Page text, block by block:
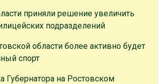
приняли решение увеличить
подразделений
области более активно будет
спорт
на Ростовском